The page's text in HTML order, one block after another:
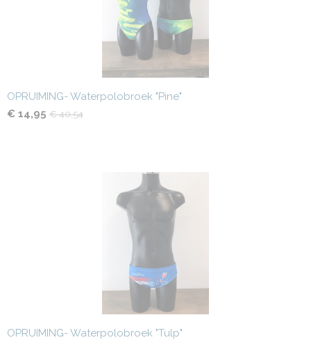
OPRUIMING- Waterpolobroek "Pine"
€ 14,95 € 40,54
OPRUIMING- Waterpolobroek "Tulp"